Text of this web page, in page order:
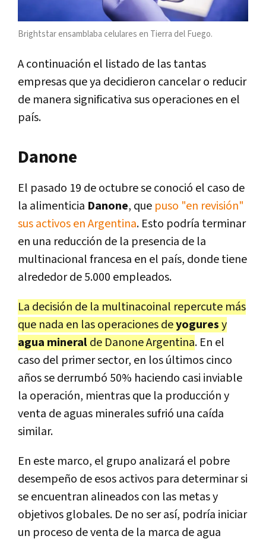
Brightstar ensamblaba celulares en Tierra del Fuego.
A continuación el listado de las tantas
empresas que ya decidieron cancelar o reducir
de manera significativa sus operaciones en el
país.
Danone
El pasado 19 de octubre se conoció el caso de
la alimenticia Danone, que puso "en revisión"
sus activos en Argentina. Esto podría terminar
en una reducción de la presencia de la
multinacional francesa en el país, donde tiene
alrededor de 5.000 empleados.
La decisión de la multinacoinal repercute más
que nada en las operaciones deyoguresy
agua mineralde Danone Argentina. En el
caso del primer sector, en los últimos cinco
años se derrumbó 50% haciendo casi inviable
la operación, mientras que la producción y
venta de aguas minerales sufrió una caída
similar.
En este marco, el grupo analizará el pobre
desempeño de esos activos para determinar si
se encuentran alineados con las metas y
objetivos globales. De no ser así, podría iniciar
un proceso de venta de la marca de agua